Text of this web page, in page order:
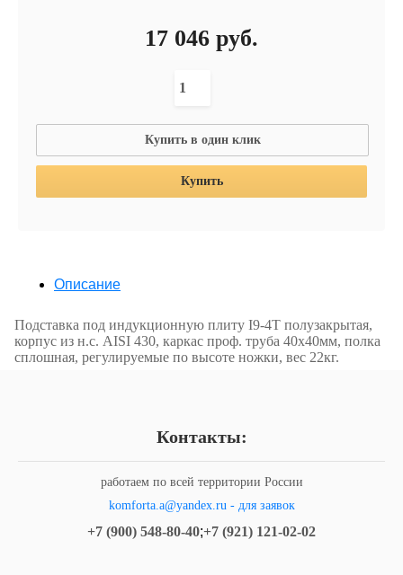
17 046 руб.
Купить в один клик
Купить
Описание
Подставка под индукционную плиту I9-4T полузакрытая,
корпус из н.с. AISI 430, каркас проф. труба 40х40мм, полка
сплошная, регулируемые по высоте ножки, вес 22кг.
Контакты:
работаем по всей территории России
komforta.a@yandex.ru - для заявок
+7 (900) 548-80-40;+7 (921) 121-02-02